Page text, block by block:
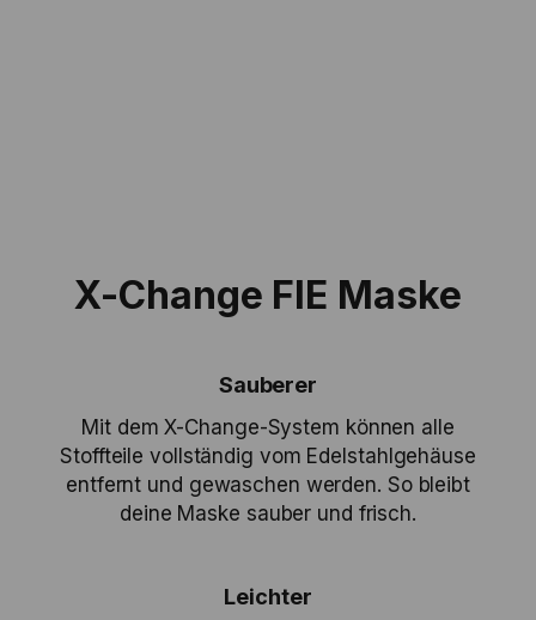
X-Change FIE Maske
Sauberer
Mit dem X-Change-System können alle
Stoffteile vollständig vom Edelstahlgehäuse
entfernt und gewaschen werden. So bleibt
deine Maske sauber und frisch.
Leichter